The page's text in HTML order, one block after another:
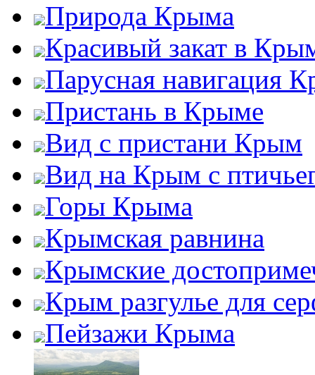
Природа Крыма
Красивый закат в
Парусная навигация
Пристань в Крыме
Вид с пристани Крым
Вид на Крым с
Горы Крыма
Крымская равнина
Крымские
Крым разгулье для
Пейзажи Крыма